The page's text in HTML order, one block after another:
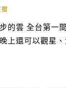
的雲 全台第一
上還可以觀星